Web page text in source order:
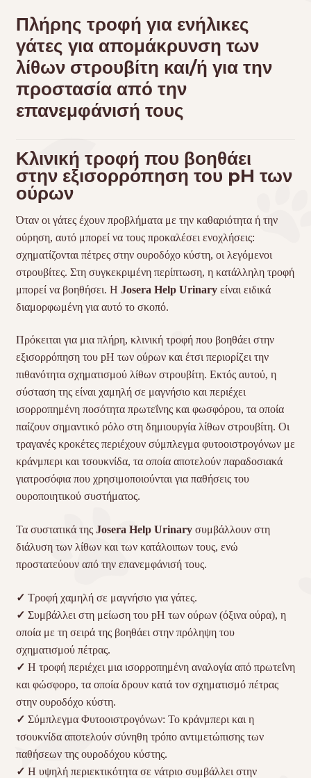
Πλήρης τροφή για ενήλικες
γάτες για απομάκρυνση των
λίθων στρουβίτη και/ή για την
προστασία από την
επανεμφάνισή τους
Κλινική τροφή που βοηθάει
στην εξισορρόπηση του pH των
ούρων
Όταν οι γάτες έχουν προβλήματα με την καθαριότητα ή την
ούρηση, αυτό μπορεί να τους προκαλέσει ενοχλήσεις:
σχηματίζονται πέτρες στην ουροδόχο κύστη, οι λεγόμενοι
στρουβίτες. Στη συγκεκριμένη περίπτωση, η κατάλληλη τροφή
μπορεί να βοηθήσει. Η Josera Help Urinaryείναι ειδικά
διαμορφωμένη για αυτό το σκοπό.
Πρόκειται για μια πλήρη, κλινική τροφή που βοηθάει στην
εξισορρόπηση του pH των ούρων και έτσι περιορίζει την
πιθανότητα σχηματισμού λίθων στρουβίτη. Εκτός αυτού, η
σύσταση της είναι χαμηλή σε μαγνήσιο και περιέχει
ισορροπημένη ποσότητα πρωτεΐνης και φωσφόρου, τα οποία
παίζουν σημαντικό ρόλο στη δημιουργία λίθων στρουβίτη. Οι
τραγανές κροκέτες περιέχουν σύμπλεγμα φυτοοιστρογόνων με
κράνμπερι και τσουκνίδα, τα οποία αποτελούν παραδοσιακά
γιατροσόφια που χρησιμοποιούνται για παθήσεις του
ουροποιητικού συστήματος.
Τα συστατικά της Josera Help Urinaryσυμβάλλουν στη
διάλυση των λίθων και των κατάλοιπων τους, ενώ
προστατεύουν από την επανεμφάνισή τους.
✓ Τροφή χαμηλή σε μαγνήσιο για γάτες.
✓ Συμβάλλει στη μείωση του pH των ούρων (όξινα ούρα), η
οποία με τη σειρά της βοηθάει στην πρόληψη του
σχηματισμού πέτρας.
✓ Η τροφή περιέχει μια ισορροπημένη αναλογία από πρωτεΐνη
και φώσφορο, τα οποία δρουν κατά τον σχηματισμό πέτρας
στην ουροδόχο κύστη.
✓ Σύμπλεγμα Φυτοοιστρογόνων: Το κράνμπερι και η
τσουκνίδα αποτελούν σύνηθη τρόπο αντιμετώπισης των
παθήσεων της ουροδόχου κύστης.
✓ Η υψηλή περιεκτικότητα σε νάτριο συμβάλλει στην